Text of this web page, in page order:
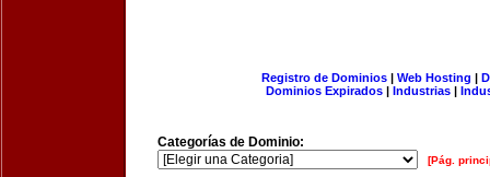
Registro de Dominios| Web Hosting |
Dominios Expirados | Industrias |
Categorías de Dominio:
[Pág.